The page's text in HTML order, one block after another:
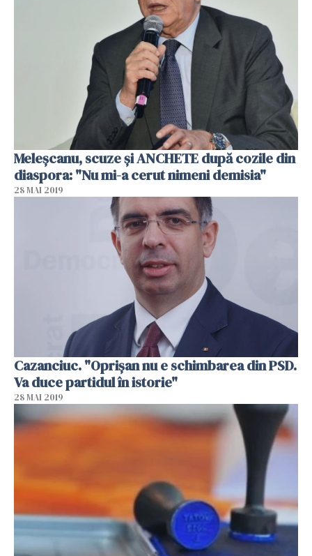
Meleşcanu, scuze şi ANCHETE după cozile din
diaspora: "Nu mi-a cerut nimeni demisia"
28 MAI 2019
Cazanciuc. "Oprişan nu e schimbarea din PSD.
Va duce partidul în istorie"
28 MAI 2019